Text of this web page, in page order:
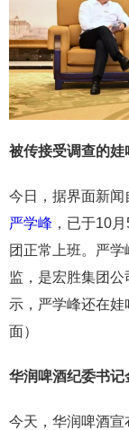
被传接受调查的
今日，据界面新闻
严学峰 ，已于10
团正常上班。严
监，是宏胜集团
示，严学峰还在
面）
华润啤酒纪委书记
今天，华润啤酒